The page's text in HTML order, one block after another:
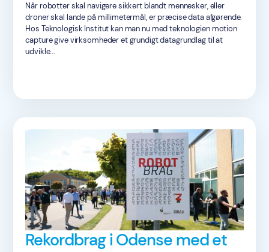
Når robotter skal navigere sikkert blandt mennesker, eller
droner skal lande på millimetermål, er præcise data afgørende.
Hos Teknologisk Institut kan man nu med teknologien motion
capture give virksomheder et grundigt datagrundlag til at
udvikle...
Rekordbrag i Odense med et